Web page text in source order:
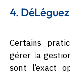
4.
Certains
gérer la
sont l’exact